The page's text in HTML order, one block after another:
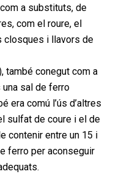
a substituts, de
com el roure, el
closques i llavors de
també conegut com a
sal de ferro
era comú l’ús d’altres
sulfat de coure i el de
contenir entre un 15 i
ferro per aconseguir